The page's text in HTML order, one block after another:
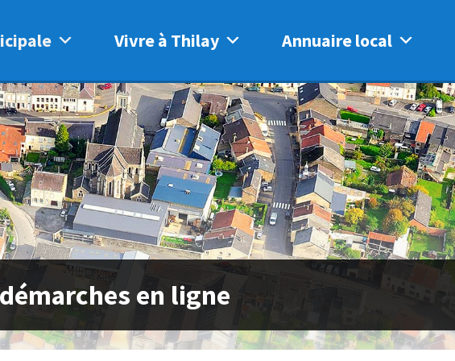
Vivre à Thilay Annuaire local
en ligne